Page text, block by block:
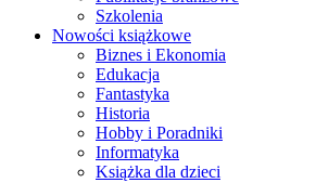
Szkolenia
Nowości książkowe
Biznes i Ekonomia
Edukacja
Fantastyka
Historia
Hobby i Poradniki
Informatyka
Książka dla dzieci